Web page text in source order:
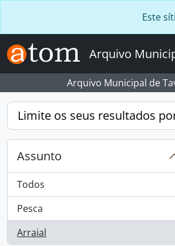
Este
Arquivo
Arquivo Municipal de
Limite os seus resultados
Assunto
Todos
Pesca
, 1 resultados
Arraial
, 1 resultados